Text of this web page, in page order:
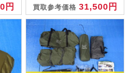
円 買取参考価格 31,500円